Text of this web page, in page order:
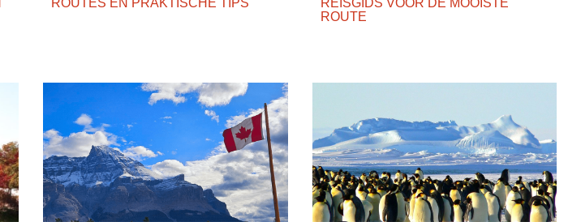
ROUTES EN PRAKTISCHE TIPS
REISGIDS VOOR DE MOOISTE
ROUTE